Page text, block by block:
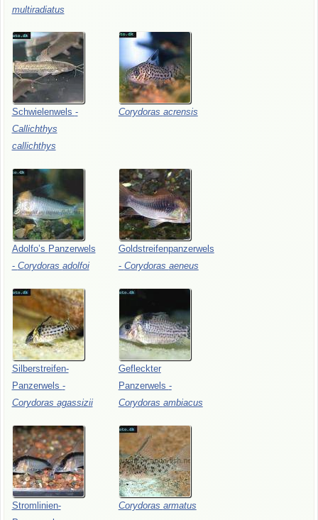
multiradiatus
Schwielenwels -
Callichthys
callichthys
Corydoras acrensis
Adolfo’s Panzerwels
- Corydoras adolfoi
Goldstreifenpanzerwels
- Corydoras aeneus
Silberstreifen-
Panzerwels -
Corydoras agassizii
Gefleckter
Panzerwels -
Corydoras ambiacus
Stromlinien-
Corydoras armatus